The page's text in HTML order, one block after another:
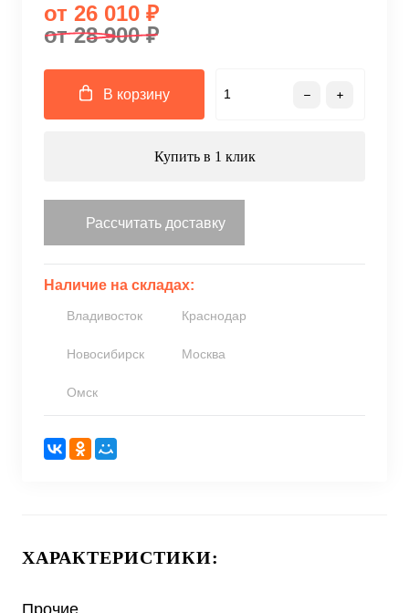
от 26 010 ₽
от 28 900 ₽
В корзину
Купить в 1 клик
Рассчитать доставку
Наличие на складах:
Владивосток Краснодар
Новосибирск Москва
Омск
ХАРАКТЕРИСТИКИ:
Прочие